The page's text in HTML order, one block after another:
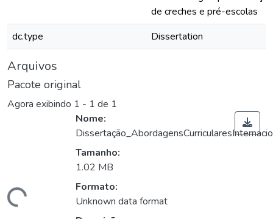
de creches e pré-escolas
dc.type
Dissertation
Arquivos
Pacote original
Agora exibindo 1 - 1 de 1
Nome:
Tamanho:
1.02 MB
Formato:
Unknown data format